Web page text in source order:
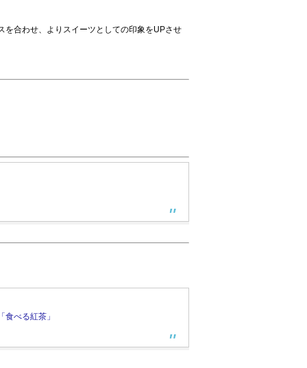
を合わせ、よりスイーツとしての印象をUPさせ
べる紅茶」